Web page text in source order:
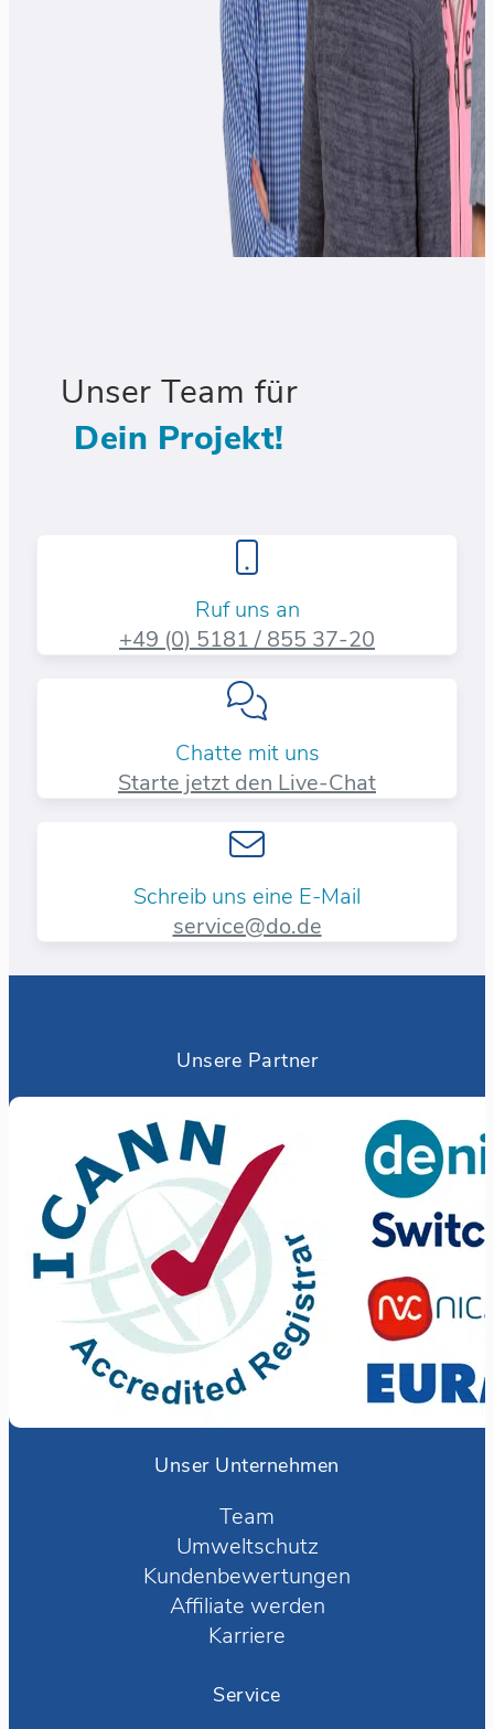
Unser Team für
Dein Projekt!
Ruf uns an
+49 (0) 5181 / 855 37-20​
Chatte mit uns
Starte jetzt den Live-Chat
Schreib uns eine E-Mail
service@do.de
Unsere Partner
Unser Unternehmen
Team
Umweltschutz
Kundenbewertungen
Affiliate werden
Karriere
Service